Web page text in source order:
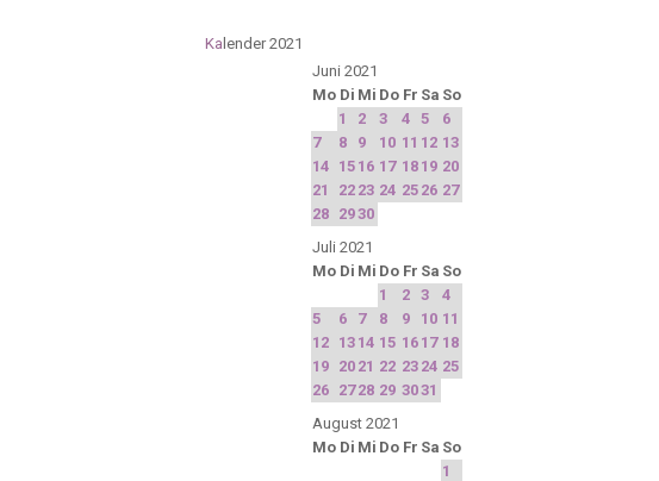
Ka lender 2021
Juni 2021
Mo Di Mi Do Fr Sa So
1
2 3 4 5
6
7
8 9 10 11 12 13
14 15 16 17 18 19 20
21
22 23 24 25 26 27
28 2930
Juli 2021
Mo Di Mi Do Fr Sa So
1
2 3
4
5
6 7 8 9 10 11
12 13 14 15 16 17 18
19 20 21 22 23 24 25
26 27 28 29 3031
August 2021
Mo Di Mi Do Fr Sa So
1